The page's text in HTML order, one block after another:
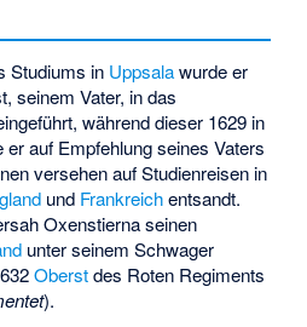
Studiums in Uppsalawurde er
seinem Vater, in das
während dieser 1629 in
auf Empfehlung seines Vaters
versehen auf Studienreisen in
und Frankreichentsandt.
Oxenstierna seinen
unter seinem Schwager
Oberstdes Roten Regiments
).